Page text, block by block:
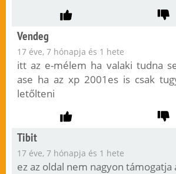
Vendeg
17 éve, 7 hónapja és 1 hete
itt az e-mélem ha valaki tudna
ase ha az xp 2001es is csak
letőlteni
Tibit
17 éve, 7 hónapja és 1 hete
ez az oldal nem nagyon támogatja